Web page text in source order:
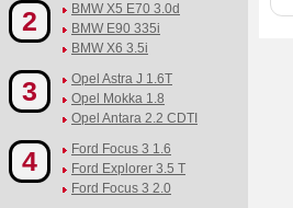
2
BMW X5 E70 3.0d
BMW E90 335i
BMW X6 3.5i
3
Opel Astra J 1.6T
Opel Mokka 1.8
Opel Antara 2.2 CDTI
4
Ford Focus 3 1.6
Ford Explorer 3.5 T
Ford Focus 3 2.0